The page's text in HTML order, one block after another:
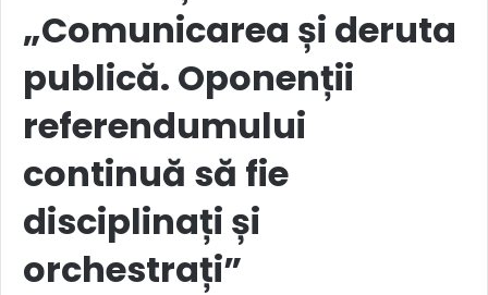
„Comunicarea și deruta
publică. Oponenții
referendumului
continuă să fie
disciplinați și
orchestrați”